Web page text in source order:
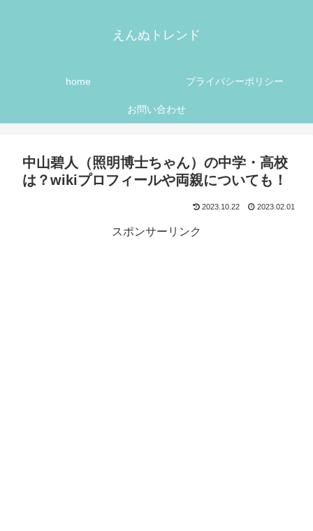
えんぬトレンド
home プライバシーポリシー
お問い合わせ
中山碧人（照明博士ちゃん）の中学・高校
は？wikiプロフィールや両親についても！
2023.10.22 2023.02.01
スポンサーリンク